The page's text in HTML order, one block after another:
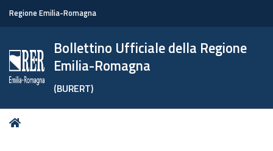
Regione Emilia-Romagna
Bollettino Ufficiale della Regione
Emilia-Romagna
(BURERT)
Tu